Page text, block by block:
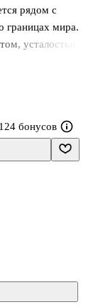
рядом с
границах мира.
усталостью и
Неклюдова
Фибоначчи», где
связанными
124 бонусов